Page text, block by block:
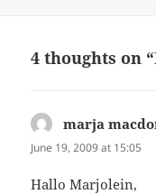
4 thoughts on
marja
June 19, 2009 at 15:05
Hallo Marjolein,